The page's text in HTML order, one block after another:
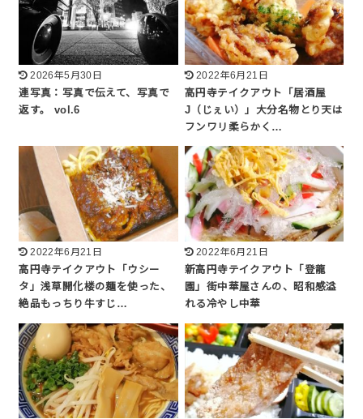
2026年5月30日
連写真：写真で伝えて、写真で
返す。 vol.6
2022年6月21日
高円寺テイクアウト「居酒屋
J（じぇい）」大分名物とり天は
フンワリ柔らかく…
2022年6月21日
高円寺テイクアウト「ウシー
タ」浅草開化楼の麺を使った、
絶品もっちり牛すじ…
2022年6月21日
新高円寺テイクアウト「登龍
園」街中華屋さんの、昭和感溢
れる冷やし中華